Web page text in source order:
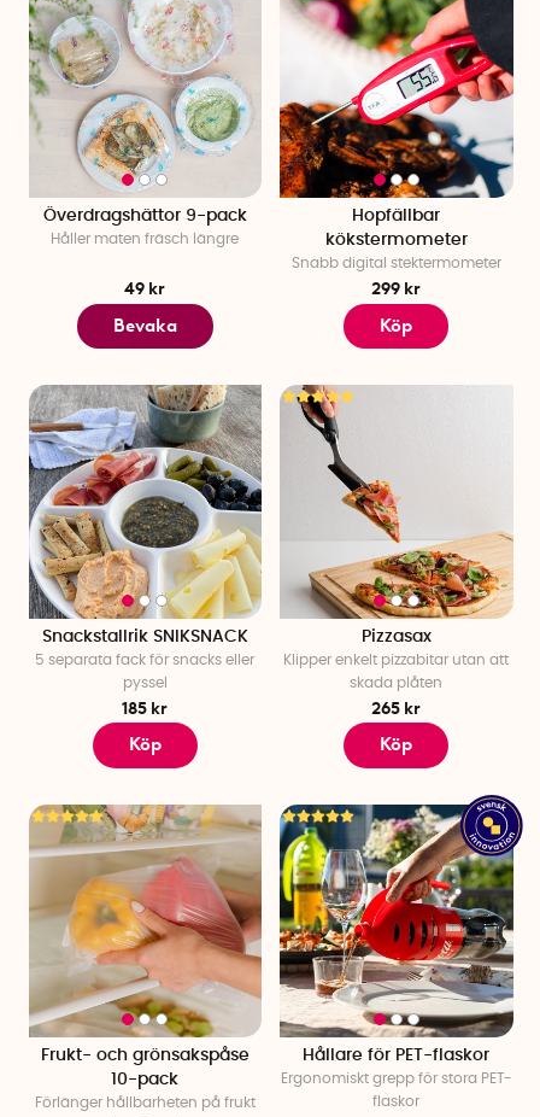
Överdragshättor 9-pack
Håller maten fräsch längre
49 kr
Bevaka
Hopfällbar
kökstermometer
Snabb digital stektermometer
299 kr
Köp
Snackstallrik SNIKSNACK
5 separata fack för snacks eller
pyssel
185 kr
Köp
Pizzasax
Klipper enkelt pizzabitar utan att
skada plåten
265 kr
Köp
Frukt- och grönsakspåse
10-pack
Förlänger hållbarheten på frukt
Hållare för PET-flaskor
Ergonomiskt grepp för stora PET-
flaskor